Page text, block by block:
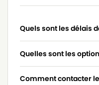
ROWENTA
ROWENTA
RO3798EA
ROWENTA
RO3716EA
Quels sont les délais
Quelles sont les
Comment contacter